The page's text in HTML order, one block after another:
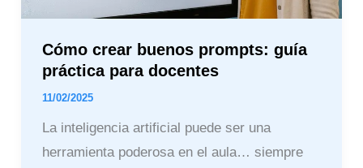
Cómo crear buenos prompts: guía
práctica para docentes
11/02/2025
La inteligencia artificial puede ser una
herramienta poderosa en el aula… siempre